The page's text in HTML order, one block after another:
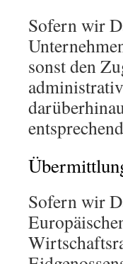
Sofern wir
sonst den
Sofern wir